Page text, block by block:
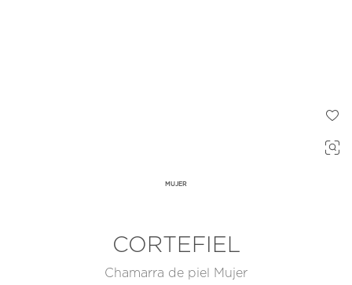
MUJER
CORTEFIEL
Chamarra de piel Mujer